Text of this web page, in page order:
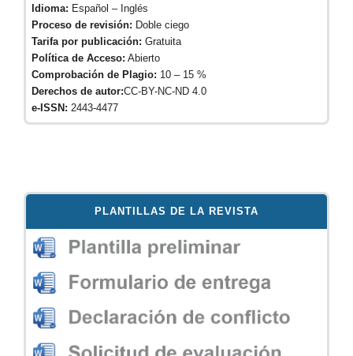
Idioma: Español – Inglés
Proceso de revisión: Doble ciego
Tarifa por publicación: Gratuita
Política de Acceso: Abierto
Comprobación de Plagio: 10 – 15 %
Derechos de autor:CC-BY-NC-ND 4.0
e-ISSN: 2443-4477
PLANTILLAS DE LA REVISTA